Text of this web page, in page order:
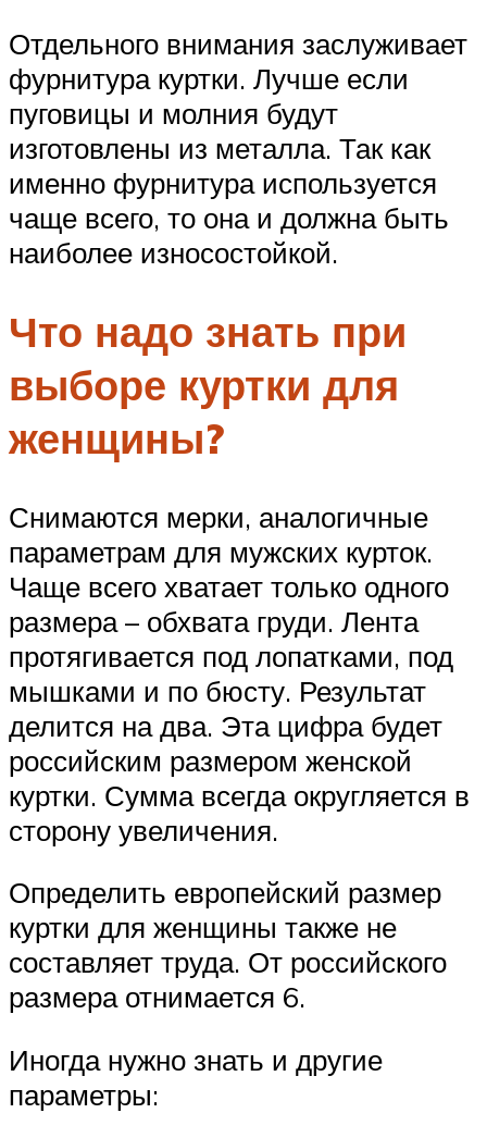
Отдельного внимания заслуживает
фурнитура куртки. Лучше если
пуговицы и молния будут
изготовлены из металла. Так как
именно фурнитура используется
чаще всего, то она и должна быть
наиболее износостойкой.
Что надо знать при
выборе куртки для
женщины?
Снимаются мерки, аналогичные
параметрам для мужских курток.
Чаще всего хватает только одного
размера – обхвата груди. Лента
протягивается под лопатками, под
мышками и по бюсту. Результат
делится на два. Эта цифра будет
российским размером женской
куртки. Сумма всегда округляется в
сторону увеличения.
Определить европейский размер
куртки для женщины также не
составляет труда. От российского
размера отнимается 6.
Иногда нужно знать и другие
параметры: